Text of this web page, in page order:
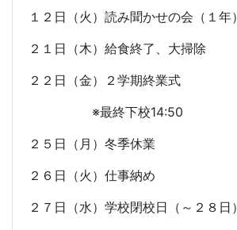
１２日（火）読み聞かせの会（１年）
２１日（木）給食終了、大掃除
２２日（金）２学期終業式
※最終下校14:50
２５日（月）冬季休業
２６日（火）仕事納め
２７日（水）学校閉校日（～２８日）